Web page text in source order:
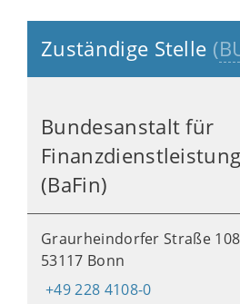
Zuständige Stelle (
Bundesanstalt für
(BaFin)
Graurheindorfer Straße 108
53117 Bonn
+49 228 4108-0